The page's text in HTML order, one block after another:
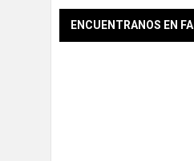
ENCUENTRANOS EN